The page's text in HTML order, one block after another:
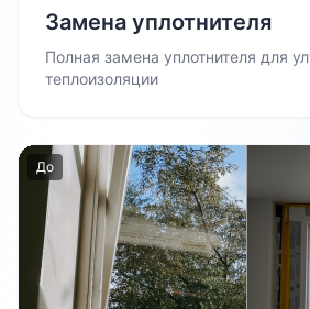
Замена уплотнителя
Полная замена уплотнителя для
теплоизоляции
До